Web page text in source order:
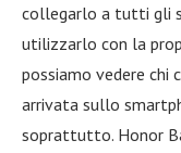
collegarlo a tutti gli
utilizzarlo con la
possiamo vedere chi
arrivata sullo
soprattutto. Honor